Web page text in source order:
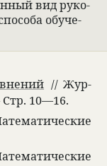
вид руко­
обу­че­
// Жур­
10—16.